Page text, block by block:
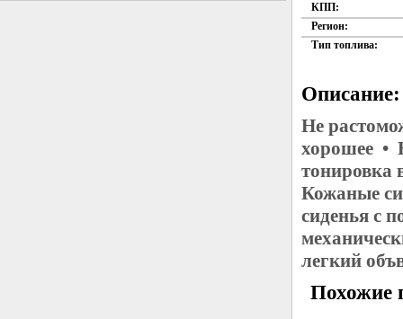
КПП:
Регион:
Тип топлива:
Описание:
Не
хорошее •
тонировка
Кожаные
сиденья с
легкий
Похожие